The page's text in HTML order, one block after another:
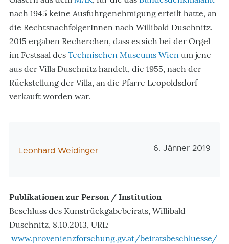
nach 1945 keine Ausfuhrgenehmigung erteilt hatte, an
die RechtsnachfolgerInnen nach Willibald Duschnitz.
2015 ergaben Recherchen, dass es sich bei der Orgel
im Festsaal des Technischen Museums Wien um jene
aus der Villa Duschnitz handelt, die 1955, nach der
Rückstellung der Villa, an die Pfarre Leopoldsdorf
verkauft worden war.
AutorIn
Leonhard Weidinger 6. Jänner 2019
Publikationen zur Person / Institution
Beschluss des Kunstrückgabebeirats, Willibald
Duschnitz, 8.10.2013, URL:
www.provenienzforschung.gv.at/beiratsbeschluesse/